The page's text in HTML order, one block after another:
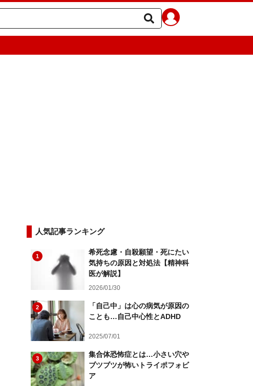
人気記事ランキング
1
希死念慮・自殺願望・死にたい
気持ちの原因と対処法【精神科
医が解説】
2026/01/30
2
「自己中」は心の病気が原因の
ことも…自己中心性とADHD
2025/07/01
3
集合体恐怖症とは…小さい穴や
ブツブツが怖いトライポフォビ
ア